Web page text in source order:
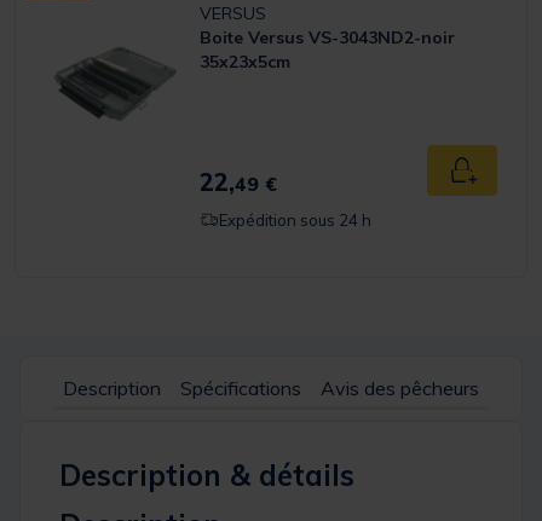
VERSUS
Boite Versus VS-3043ND2-noir
35x23x5cm
22,49 € Ajouter
Expédition sous 24 h
Description Spécifications Avis des pêcheurs
Description & détails